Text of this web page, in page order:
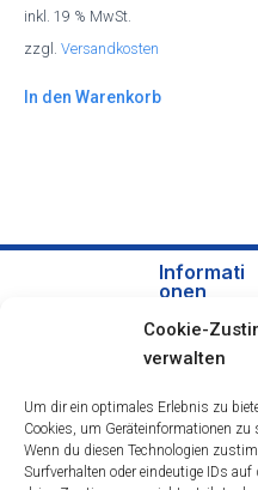
Cookie-
verwalten
Um dir ein optimales Erlebnis zu
Cookies, um Geräteinformationen
Wenn du diesen Technologien
Surfverhalten oder eindeutige IDs
inkl. 19 % MwSt.
zzgl. Versandkosten
In den Warenkorb
Informati
onen
uns
Daten
rung
Impre